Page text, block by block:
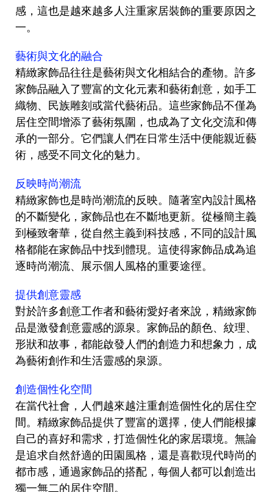
感，這也是越來越多人注重家居裝飾的重要原因之
一。
藝術與文化的融合
精緻家飾品往往是藝術與文化相結合的產物。許多
家飾品融入了豐富的文化元素和藝術創意，如手工
織物、民族雕刻或當代藝術品。這些家飾品不僅為
居住空間增添了藝術氛圍，也成為了文化交流和傳
承的一部分。它們讓人們在日常生活中便能親近藝
術，感受不同文化的魅力。
反映時尚潮流
精緻家飾也是時尚潮流的反映。隨著室內設計風格
的不斷變化，家飾品也在不斷地更新。從極簡主義
到極致奢華，從自然主義到科技感，不同的設計風
格都能在家飾品中找到體現。這使得家飾品成為追
逐時尚潮流、展示個人風格的重要途徑。
提供創意靈感
對於許多創意工作者和藝術愛好者來說，精緻家飾
品是激發創意靈感的源泉。家飾品的顏色、紋理、
形狀和故事，都能啟發人們的創造力和想象力，成
為藝術創作和生活靈感的泉源。
創造個性化空間
在當代社會，人們越來越注重創造個性化的居住空
間。精緻家飾品提供了豐富的選擇，使人們能根據
自己的喜好和需求，打造個性化的家居環境。無論
是追求自然舒適的田園風格，還是喜歡現代時尚的
都市感，通過家飾品的搭配，每個人都可以創造出
獨一無二的居住空間。